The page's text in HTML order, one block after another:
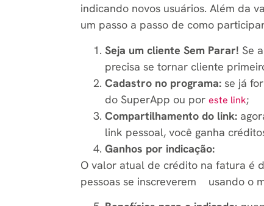
indicando novos usuários. Além da
um passo a passo de como
Seja um cliente Sem Parar! Se
precisa se tornar cliente
Cadastro no programa: se já
do SuperApp ou por este link;
Compartilhamento do link:
link pessoal, você ganha
Ganhos por indicação:
O valor atual de crédito na fatura é
pessoas se inscreverem usando o